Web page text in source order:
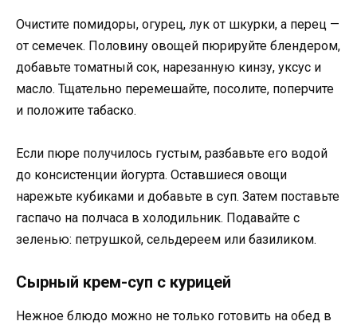
Очистите помидоры, огурец, лук от шкурки, а перец —
от семечек. Половину овощей пюрируйте блендером,
добавьте томатный сок, нарезанную кинзу, уксус и
масло. Тщательно перемешайте, посолите, поперчите
и положите табаско.
Если пюре получилось густым, разбавьте его водой
до консистенции йогурта. Оставшиеся овощи
нарежьте кубиками и добавьте в суп. Затем поставьте
гаспачо на полчаса в холодильник. Подавайте с
зеленью: петрушкой, сельдереем или базиликом.
Сырный крем-суп с курицей
Нежное блюдо можно не только готовить на обед в